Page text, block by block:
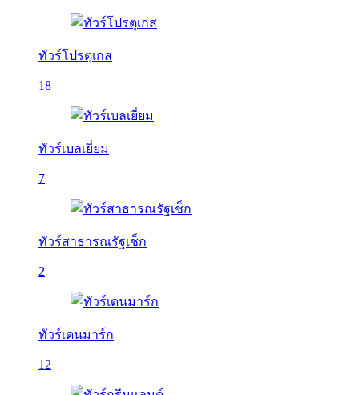
ทัวร์โปรตุเกส
18
ทัวร์เบลเยี่ยม
7
ทัวร์สาธารณรัฐเช็ก
2
ทัวร์เดนมาร์ก
12